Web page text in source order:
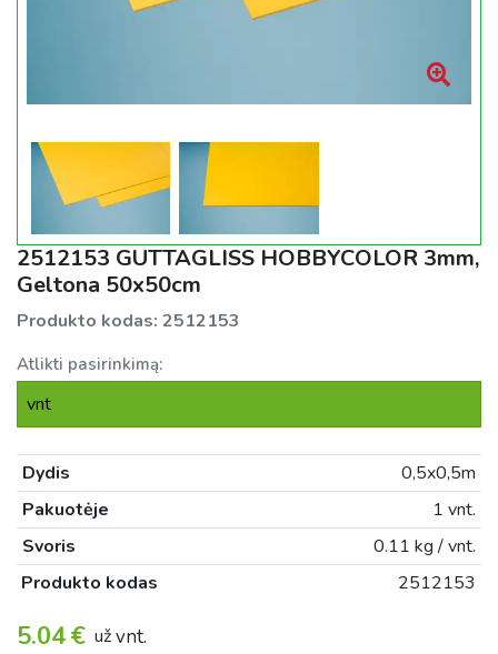
2512153 GUTTAGLISS HOBBYCOLOR 3mm,
Geltona 50x50cm
Produkto kodas: 2512153
Atlikti pasirinkimą:
vnt
Dydis
0,5x0,5m
Pakuotėje
1 vnt.
Svoris
0.11 kg / vnt.
Produkto kodas
2512153
5.04€ užvnt.